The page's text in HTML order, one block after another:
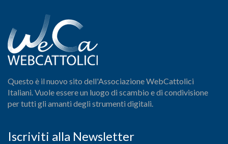
Questo è il nuovo sito dell'Associazione WebCattolici
Italiani. Vuole essere un luogo di scambio e di condivisione
per tutti gli amanti degli strumenti digitali.
Iscriviti alla Newsletter